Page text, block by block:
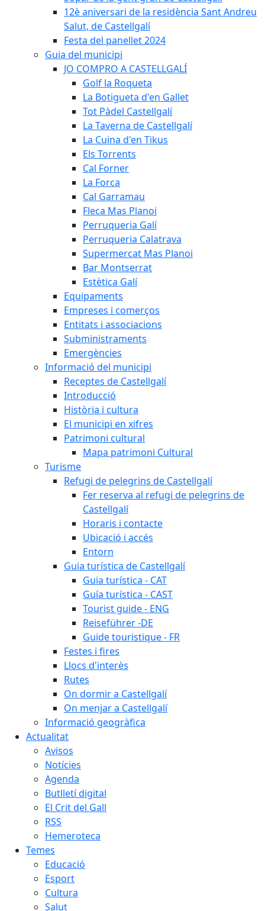
12è aniversari de la residència Sant Andreu
Salut, de Castellgalí
Festa del panellet 2024
Guia del municipi
JO COMPRO A CASTELLGALÍ
Golf la Roqueta
La Botigueta d'en Gallet
Tot Pàdel Castellgalí
La Taverna de Castellgalí
La Cuina d'en Tikus
Els Torrents
Cal Forner
La Forca
Cal Garramau
Fleca Mas Planoi
Perruqueria Galí
Perruqueria Calatrava
Supermercat Mas Planoi
Bar Montserrat
Estètica Galí
Equipaments
Empreses i comerços
Entitats i associacions
Subministraments
Emergències
Informació del municipi
Receptes de Castellgalí
Introducció
Història i cultura
El municipi en xifres
Patrimoni cultural
Mapa patrimoni Cultural
Turisme
Refugi de pelegrins de Castellgalí
Fer reserva al refugi de pelegrins de
Castellgalí
Horaris i contacte
Ubicació i accés
Entorn
Guia turística de Castellgalí
Guia turística - CAT
Guía turística - CAST
Tourist guide - ENG
Reiseführer -DE
Guide touristique - FR
Festes i fires
Llocs d'interès
Rutes
On dormir a Castellgalí
On menjar a Castellgalí
Informació geogràfica
Actualitat
Avisos
Notícies
Agenda
Butlletí digital
El Crit del Gall
RSS
Hemeroteca
Temes
Educació
Esport
Cultura
Salut